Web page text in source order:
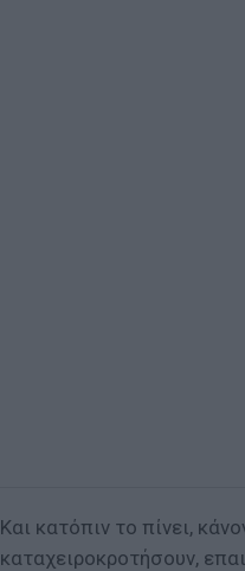
Και κατόπιν το πίνει,
καταχειροκροτήσουν,